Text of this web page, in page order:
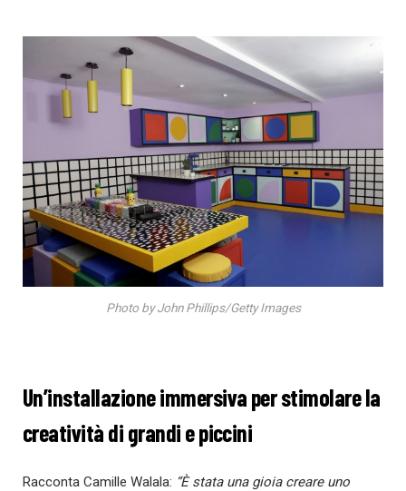
Photo by John Phillips/Getty Images
Un’installazione immersiva per stimolare la
creatività di grandi e piccini
Racconta Camille Walala: “È stata una gioia creare uno